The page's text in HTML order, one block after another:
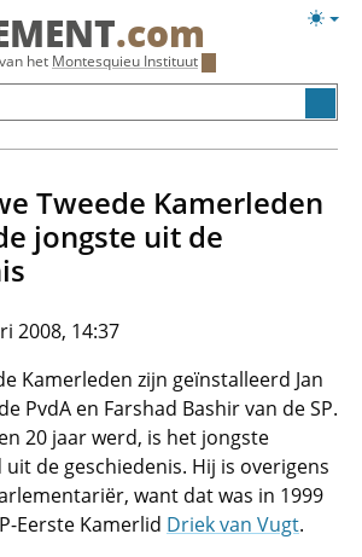
.com
het Montesquieu Instituut
Tweede Kamerleden
jongste uit de
2008, 14:37
Kamerleden zijn geïnstalleerd Jan
PvdA en Farshad Bashir van de SP.
20 jaar werd, is het jongste
de geschiedenis. Hij is overigens
want dat was in 1999
Eerste Kamerlid Driek van Vugt.